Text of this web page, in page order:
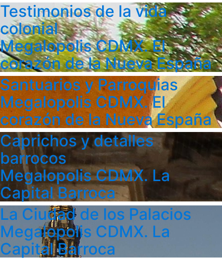
Testimonios de la vida
colonial
Megalopolis CDMX. El
corazón de la Nueva España
Santuarios y Parroquias
Megalopolis CDMX. El
corazón de la Nueva España
Caprichos y detalles
barrocos
Megalopolis CDMX. La
Capital Barroca
La Ciudad de los Palacios
Megalopolis CDMX. La
Capital Barroca